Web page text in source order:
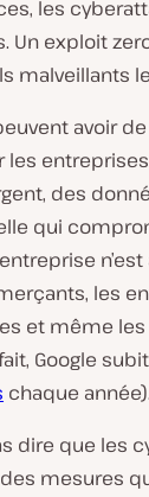
les
Un exploit
malveillants
avoir de
des
qui
n’est
les
et même
Google
chaque année).
dire que les
mesures